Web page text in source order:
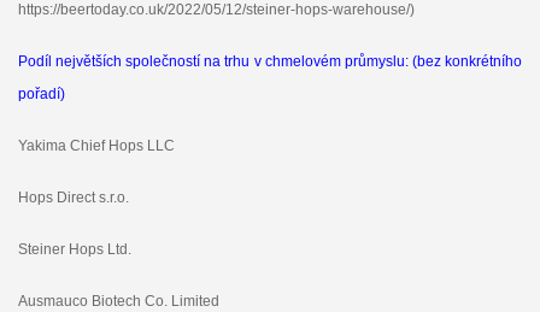
https://beertoday.co.uk/2022/05/12/steiner-hops-warehouse/)
Podíl největších společností na trhu v chmelovém průmyslu: (bez konkrétního
pořadí)
Yakima Chief Hops LLC
Hops Direct s.r.o.
Steiner Hops Ltd.
Ausmauco Biotech Co. Limited